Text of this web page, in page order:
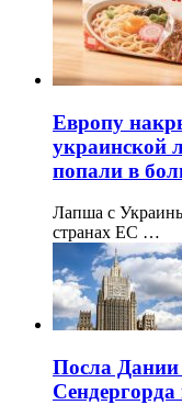
Европу
украинской
попали в
Лапша с
странах ЕС …
Посла Дании